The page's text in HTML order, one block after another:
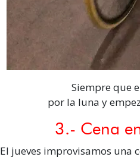
Siempre que
por la luna y
3.- Cena
El jueves improvisamos una